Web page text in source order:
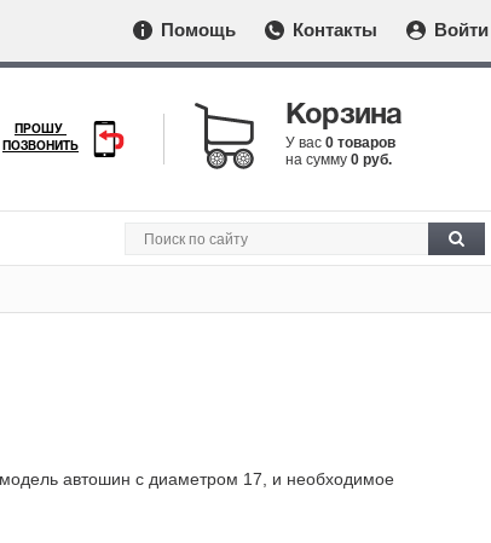
Помощь Контакты Войти
ПРОШУ
ПОЗВОНИТЬ
Корзина
У вас 0 товаров
на сумму 0 руб.
автошин с диаметром 17, и необходимое